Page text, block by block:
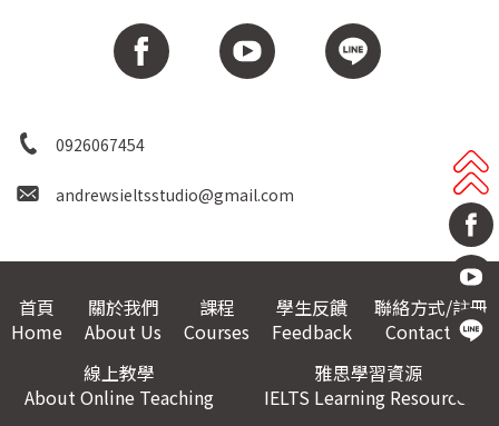
0926067454
andrewsieltsstudio@gmail.com
首頁
Home
關於我們
About Us
課程
Courses
學生反饋
Feedback
聯絡方式/註冊
Contact Us
線上教學
About Online Teaching
雅思學習資源
IELTS Learning Resources